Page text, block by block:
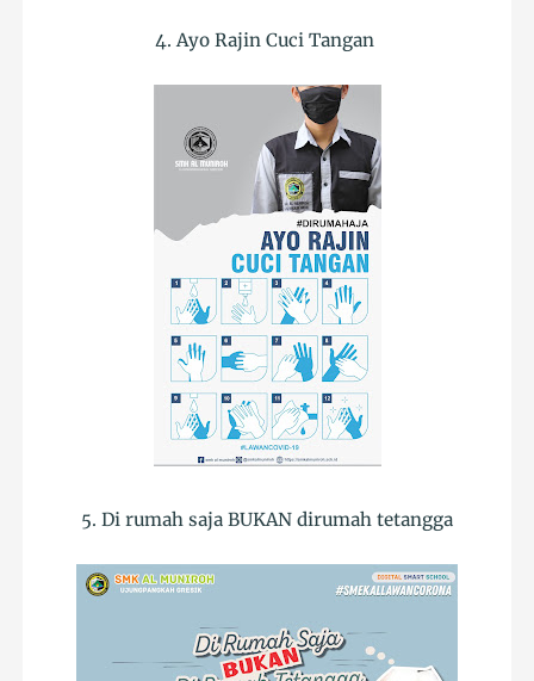
4. Ayo Rajin Cuci Tangan
5. Di rumah saja BUKAN dirumah tetangga